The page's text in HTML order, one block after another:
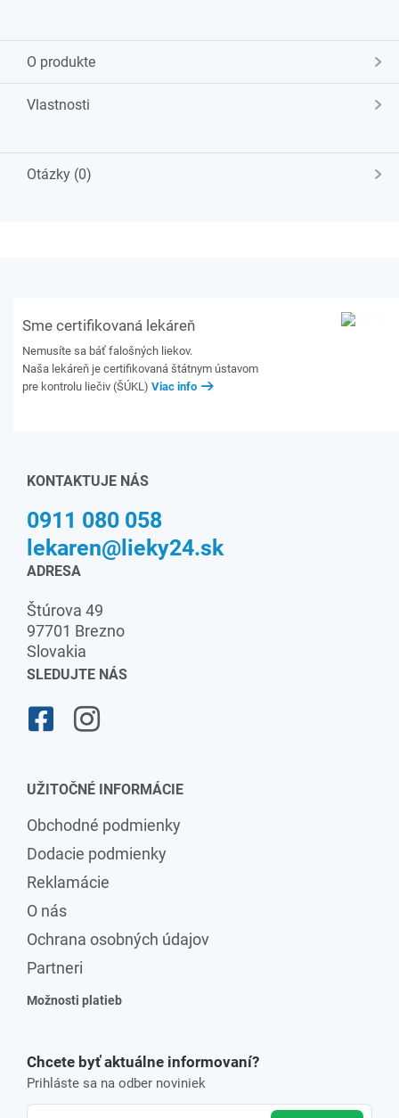
O produkte
Vlastnosti
Otázky (0)
Sme certifikovaná lekáreň
Nemusíte sa báť falošných liekov.
Naša lekáreň je certifikovaná štátnym ústavom
pre kontrolu liečiv (ŠÚKL) Viac info
KONTAKTUJE NÁS
0911 080 058
lekaren@lieky24.sk
ADRESA
Štúrova 49
97701 Brezno
Slovakia
SLEDUJTE NÁS
UŽITOČNÉ INFORMÁCIE
Obchodné podmienky
Dodacie podmienky
Reklamácie
O nás
Ochrana osobných údajov
Partneri
Možnosti platieb
Chcete byť aktuálne informovaní?
Prihláste sa na odber noviniek